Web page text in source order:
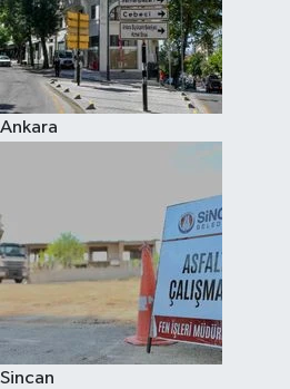
Ankara
Sincan